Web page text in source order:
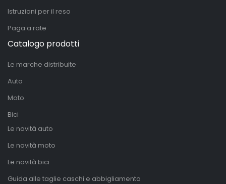
Istruzioni per il reso
Paga a rate
Catalogo prodotti
Le marche distribuite
Auto
Moto
Bici
Le novità auto
Le novità moto
Le novità bici
Guida alle taglie caschi e abbigliamento